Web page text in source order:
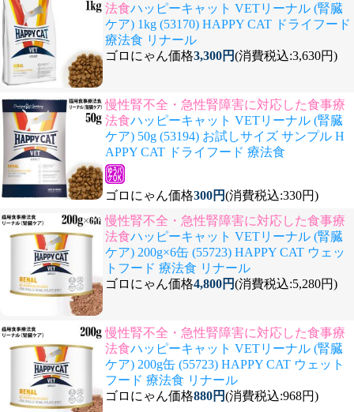
法食ハッピーキャット VETリーナル (腎臓
ケア) 1kg (53170) HAPPY CAT ドライフード
療法食 リナール
ゴロにゃん価格3,300円(消費税込:3,630円)
慢性腎不全・急性腎障害に対応した食事療
法食ハッピーキャット VETリーナル (腎臓
ケア) 50g (53194) お試しサイズ サンプル H
APPY CAT ドライフード 療法食
ゴロにゃん価格300円(消費税込:330円)
慢性腎不全・急性腎障害に対応した食事療
法食ハッピーキャット VETリーナル (腎臓
ケア) 200g×6缶 (55723) HAPPY CAT ウェッ
トフード 療法食 リナール
ゴロにゃん価格4,800円(消費税込:5,280円)
慢性腎不全・急性腎障害に対応した食事療
法食ハッピーキャット VETリーナル (腎臓
ケア) 200g缶 (55723) HAPPY CAT ウェット
フード 療法食 リナール
ゴロにゃん価格880円(消費税込:968円)